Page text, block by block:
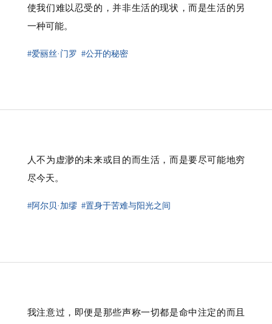
使我们难以忍受的，并非生活的现状，而是生活的另
一种可能。
#爱丽丝·门罗 #公开的秘密
人不为虚渺的未来或目的而生活，而是要尽可能地穷
尽今天。
#阿尔贝·加缪 #置身于苦难与阳光之间
我注意过，即便是那些声称一切都是命中注定的而且